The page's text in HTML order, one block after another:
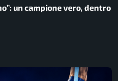
un campione vero, dentro